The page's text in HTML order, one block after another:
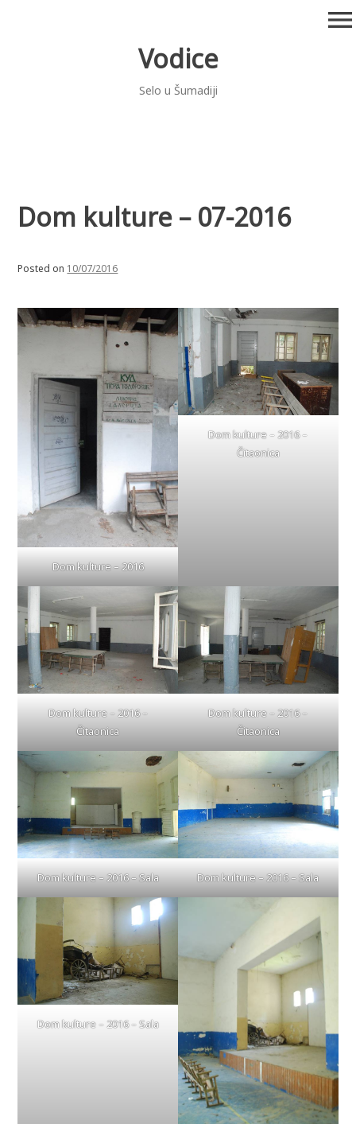
Vodice
Selo u Šumadiji
menu
Dom kulture – 07-2016
Posted on 10/07/2016
Dom kulture – 2016
Dom kulture – 2016 –
Čitaonica
Dom kulture – 2016 –
Čitaonica
Dom kulture – 2016 –
Čitaonica
Dom kulture – 2016 – Sala Dom kulture – 2016 – Sala
Dom kulture – 2016 – Sala